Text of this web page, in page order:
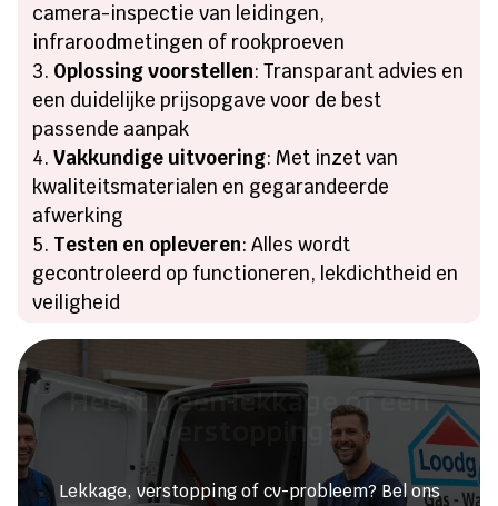
camera-inspectie van leidingen,
infraroodmetingen of rookproeven
Oplossing voorstellen: Transparant advies en
een duidelijke prijsopgave voor de best
passende aanpak
Vakkundige uitvoering: Met inzet van
kwaliteitsmaterialen en gegarandeerde
afwerking
Testen en opleveren: Alles wordt
gecontroleerd op functioneren, lekdichtheid en
veiligheid
Heeft u een lekkage of een
verstopping?
Lekkage, verstopping of cv-probleem? Bel ons